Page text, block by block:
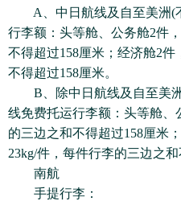
A、中日航线及自至美洲(
行李额：头等舱、公务舱2件
不得超过158厘米；经济舱2
不得超过158厘米。
B、除中日航线及自至美洲
线免费托运行李额：头等舱、
的三边之和不得超过158厘米
23kg/件，每件行李的三边之和
南航
手提行李：